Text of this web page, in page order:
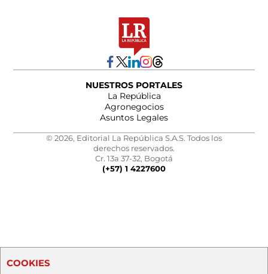
NUESTROS PORTALES
La República
Agronegocios
Asuntos Legales
© 2026, Editorial La República S.A.S. Todos los
derechos reservados.
Cr. 13a 37-32, Bogotá
(+57) 1 4227600
COOKIES